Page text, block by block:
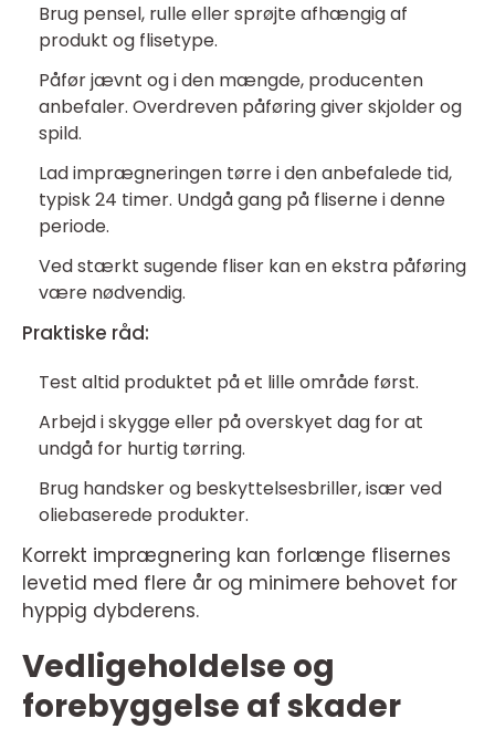
Brug pensel, rulle eller sprøjte afhængig af
produkt og flisetype.
Påfør jævnt og i den mængde, producenten
anbefaler. Overdreven påføring giver skjolder og
spild.
Lad imprægneringen tørre i den anbefalede tid,
typisk 24 timer. Undgå gang på fliserne i denne
periode.
Ved stærkt sugende fliser kan en ekstra påføring
være nødvendig.
Praktiske råd:
Test altid produktet på et lille område først.
Arbejd i skygge eller på overskyet dag for at
undgå for hurtig tørring.
Brug handsker og beskyttelsesbriller, især ved
oliebaserede produkter.
Korrekt imprægnering kan forlænge flisernes
levetid med flere år og minimere behovet for
hyppig dybderens.
Vedligeholdelse og
forebyggelse af skader